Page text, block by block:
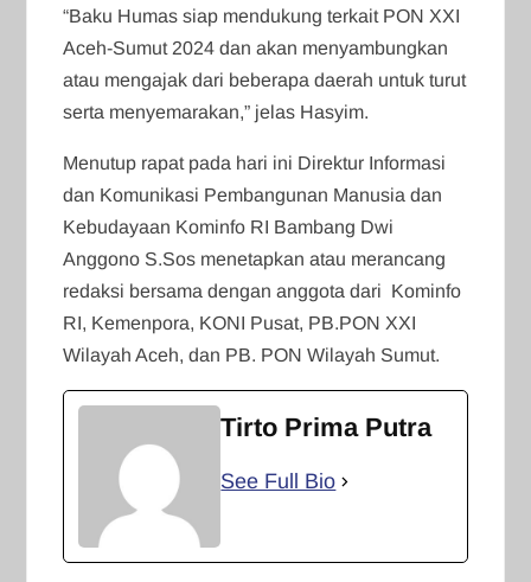
“Baku Humas siap mendukung terkait PON XXI
Aceh-Sumut 2024 dan akan menyambungkan
atau mengajak dari beberapa daerah untuk turut
serta menyemarakan,” jelas Hasyim.
Menutup rapat pada hari ini Direktur Informasi
dan Komunikasi Pembangunan Manusia dan
Kebudayaan Kominfo RI Bambang Dwi
Anggono S.Sos menetapkan atau merancang
redaksi bersama dengan anggota dari Kominfo
RI, Kemenpora, KONI Pusat, PB.PON XXI
Wilayah Aceh, dan PB. PON Wilayah Sumut.
Tirto Prima Putra
See Full Bio